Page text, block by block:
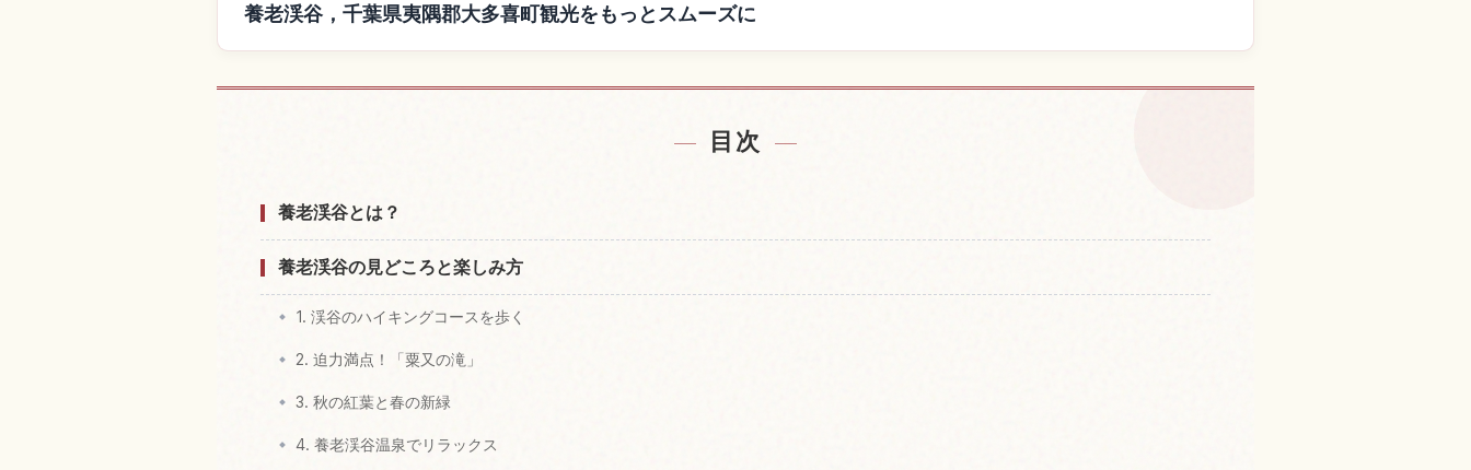
養老渓谷，千葉県夷隅郡大多喜町観光をもっとスムーズに
目次
養老渓谷とは？
養老渓谷の見どころと楽しみ方
1. 渓谷のハイキングコースを歩く
2. 迫力満点！「粟又の滝」
3. 秋の紅葉と春の新緑
4. 養老渓谷温泉でリラックス